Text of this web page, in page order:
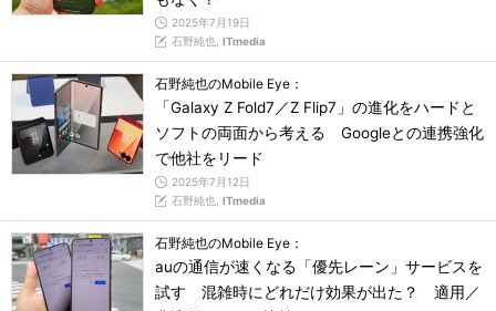
2025年7月19日
石野純也, ITmedia
石野純也のMobile Eye：
「Galaxy Z Fold7／Z Flip7」の進化をハードと
ソフトの両面から考える Googleとの連携強化
で他社をリード
2025年7月12日
石野純也, ITmedia
石野純也のMobile Eye：
auの通信が速くなる「優先レーン」サービスを
試す 混雑時にどれだけ効果が出た？ 適用／